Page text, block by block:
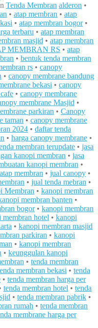
Tenda Membran alderon •
• atap membran • atap
• atap membran bogor•
terbaru • atap membran
masjid • atap membran
MEMBRAN RS • atap
• bentuk tenda membran
rs • canopy
• canopy membrane bandung
bekasi • canopy
• canopy membrane
membrane Masjid •
parkiran • Canopy
taman • canopy membrane
2024 • daftar tenda
• harga canopy membrane •
membran terupdate • jasa
kanopi membran • jasa
kanopi membran •
membran • jual canopy •
• jual tenda mebran •
Membran • kanopi membran
membran banten •
bogor• kanopi membran
membran hotel • kanopi
• kanopi membran masjid
parkiran • kanopi
• kanopi membran
• keunggulan kanopi
• tenda membran
membran bekasi • tenda
• tenda membran harga per
tenda membran hotel • tenda
• tenda membran pabrik •
rumah • tenda membran
membrane harga per